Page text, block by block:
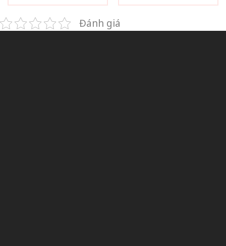
Đánh giá